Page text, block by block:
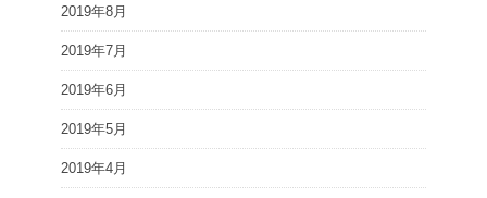
2019年8月
2019年7月
2019年6月
2019年5月
2019年4月